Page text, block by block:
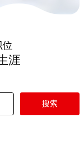
位
涯
搜索